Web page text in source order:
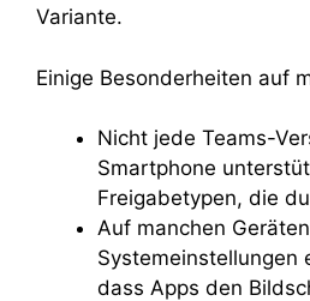
Variante.
Einige Besonderheiten auf
Nicht jede Teams-
Smartphone
Freigabetypen, die
Auf manchen
Systemeinstellungen
dass Apps den